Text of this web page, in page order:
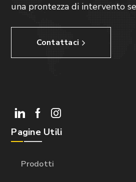
una prontezza di intervento
Contattaci
Pagine Utili
Prodotti